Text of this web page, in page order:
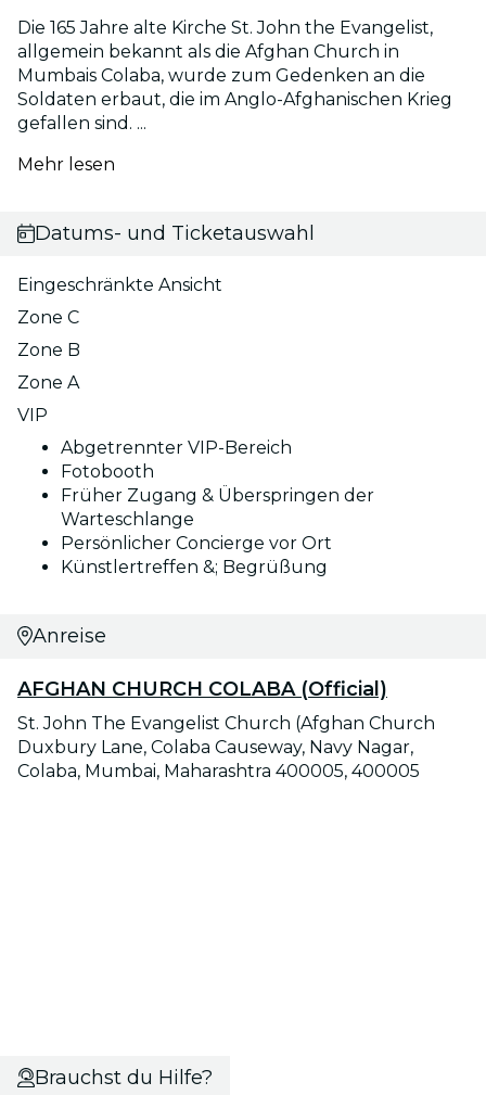
Die 165 Jahre alte Kirche St. John the Evangelist,
allgemein bekannt als die Afghan Church in
Mumbais Colaba, wurde zum Gedenken an die
Soldaten erbaut, die im Anglo-Afghanischen Krieg
gefallen sind. ...
Mehr lesen
Datums- und Ticketauswahl
Eingeschränkte Ansicht
Zone C
Zone B
Zone A
VIP
Abgetrennter VIP-Bereich
Fotobooth
Früher Zugang & Überspringen der
Warteschlange
Persönlicher Concierge vor Ort
Künstlertreffen &; Begrüßung
Anreise
AFGHAN CHURCH COLABA (Official)
St. John The Evangelist Church (Afghan Church
Duxbury Lane, Colaba Causeway, Navy Nagar,
Colaba, Mumbai, Maharashtra 400005, 400005
Brauchst du Hilfe?